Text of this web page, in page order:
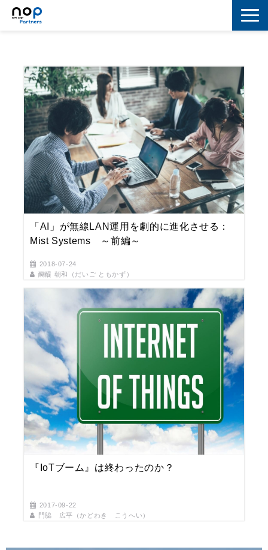
マーケティング
セキュリティ
IoT
コラボレーション
スキルアップ
IT用語解説
「AI」が無線LAN運用を劇的に進化させる：
Mist Systems ～前編～
2018-07-24
醐醍 朝和（だいご ともかず）
『IoTブーム』は終わったのか？
2017-09-22
門脇 広平（かどわき こうへい）